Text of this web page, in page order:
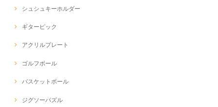
シュシュキーホルダー
ギターピック
アクリルプレート
ゴルフボール
バスケットボール
ジグソーパズル